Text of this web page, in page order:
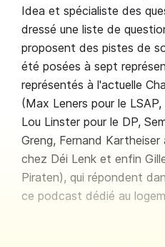
Idea et spécialiste des
dressé une liste de
proposent des pistes de
été posées à sept
représentés à l'actuelle
(Max Leners pour le
Lou Linster pour le DP,
Greng, Fernand Kartheiser
chez Déi Lenk et enfin
Piraten), qui répondent
ce podcast dédié au